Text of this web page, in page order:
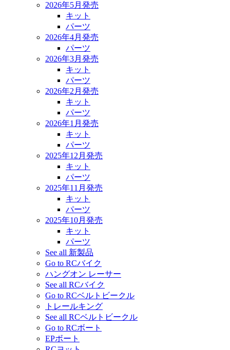
2026年5月発売
キット
パーツ
2026年4月発売
パーツ
2026年3月発売
キット
パーツ
2026年2月発売
キット
パーツ
2026年1月発売
キット
パーツ
2025年12月発売
キット
パーツ
2025年11月発売
キット
パーツ
2025年10月発売
キット
パーツ
See all 新製品
Go to RCバイク
ハングオン レーサー
See all RCバイク
Go to RCベルトビークル
トレールキング
See all RCベルトビークル
Go to RCボート
EPボート